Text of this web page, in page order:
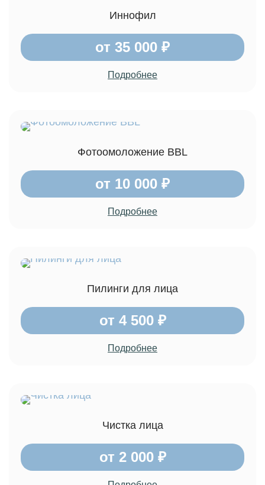
Иннофил
от 35 000 ₽
Подробнее
Фотоомоложение BBL
от 10 000 ₽
Подробнее
Пилинги для лица
от 4 500 ₽
Подробнее
Чистка лица
от 2 000 ₽